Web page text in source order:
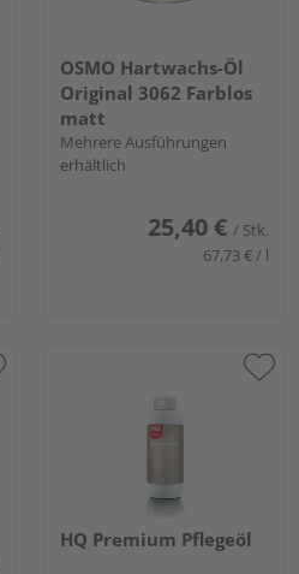
OSMO Hartwachs-Öl
Original 3062 Farblos
matt
Mehrere Ausführungen
erhältlich
25,40 € / Stk.
67,73 € / l
HQ Premium Pflegeöl